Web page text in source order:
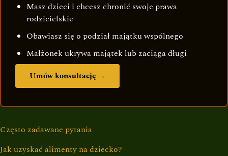
Masz dzieci i chcesz chronić swoje prawa
rodzicielskie
Obawiasz się o podział majątku wspólnego
Małżonek ukrywa majątek lub zaciąga długi
Umów konsultację →
Często zadawane pytania
Jak uzyskać alimenty na dziecko?